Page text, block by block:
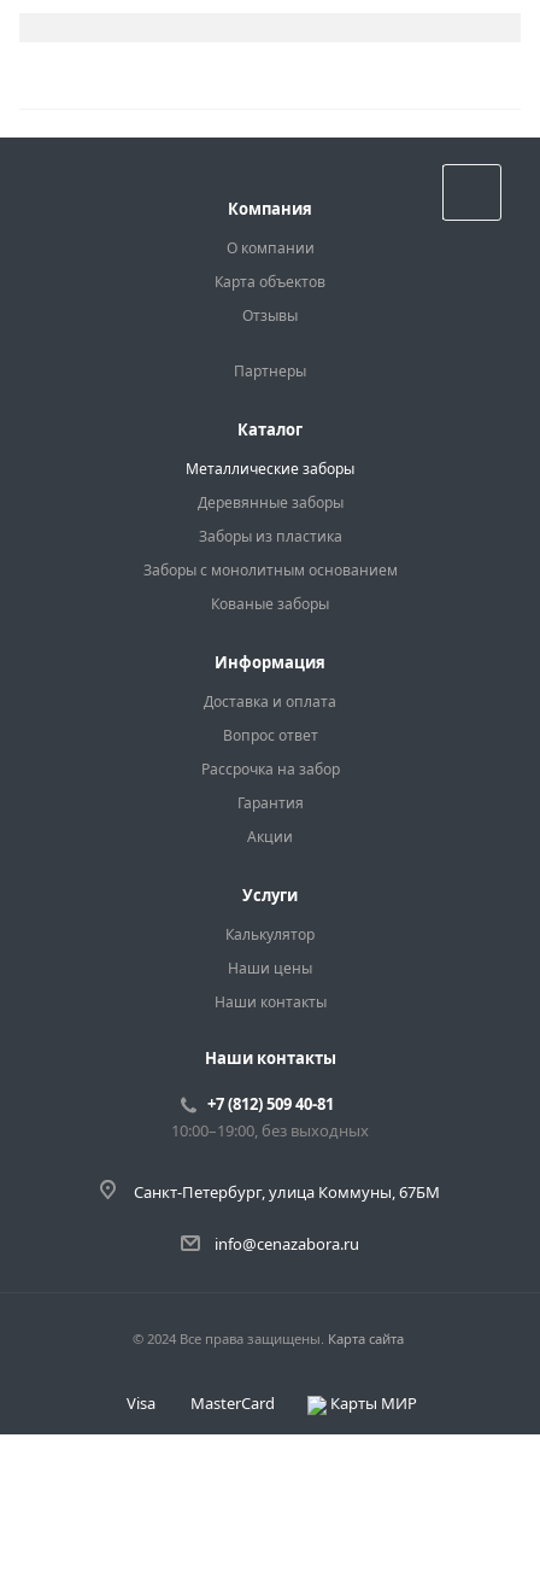
Компания
О компании
Карта объектов
Отзывы
Партнеры
Каталог
Металлические заборы
Деревянные заборы
Заборы из пластика
Заборы с монолитным основанием
Кованые заборы
Информация
Доставка и оплата
Вопрос ответ
Рассрочка на забор
Гарантия
Акции
Услуги
Калькулятор
Наши цены
Наши контакты
Наши контакты
+7 (812) 509 40-81
10:00–19:00, без выходных
Санкт-Петербург, улица Коммуны, 67БМ
info@cenazabora.ru
© 2024 Все права защищены. Карта сайта
Visa MasterCard Карты МИР